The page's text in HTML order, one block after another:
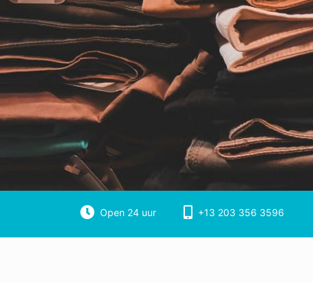
Open 24 uur +13 203 356 3596